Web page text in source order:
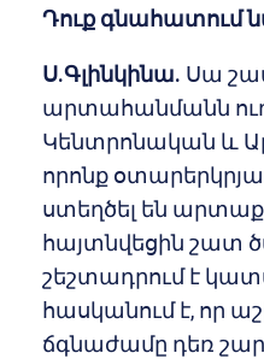
Դուք գնահատում
Ս.Գլինկինա. Սա
արտահանմանն
Կենտրոնական և
որոնք
ստեղծել են
հայտնվեցին շատ
շեշտադրում է
հասկանում է, որ
ճգնաժամը դեռ